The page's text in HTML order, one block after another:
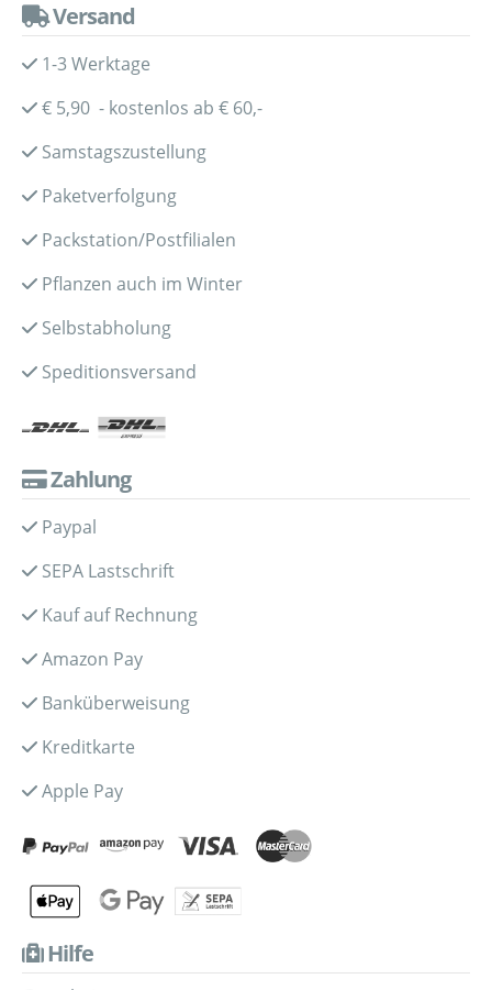
Versand
1-3 Werktage
€ 5,90 - kostenlos ab € 60,-
Samstagszustellung
Paketverfolgung
Packstation/Postfilialen
Pflanzen auch im Winter
Selbstabholung
Speditionsversand
Zahlung
Paypal
SEPA Lastschrift
Kauf auf Rechnung
Amazon Pay
Banküberweisung
Kreditkarte
Apple Pay
Hilfe